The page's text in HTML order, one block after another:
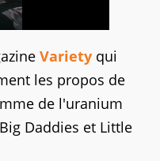
Variety qui
les propos de
de l'uranium
Daddies et Little